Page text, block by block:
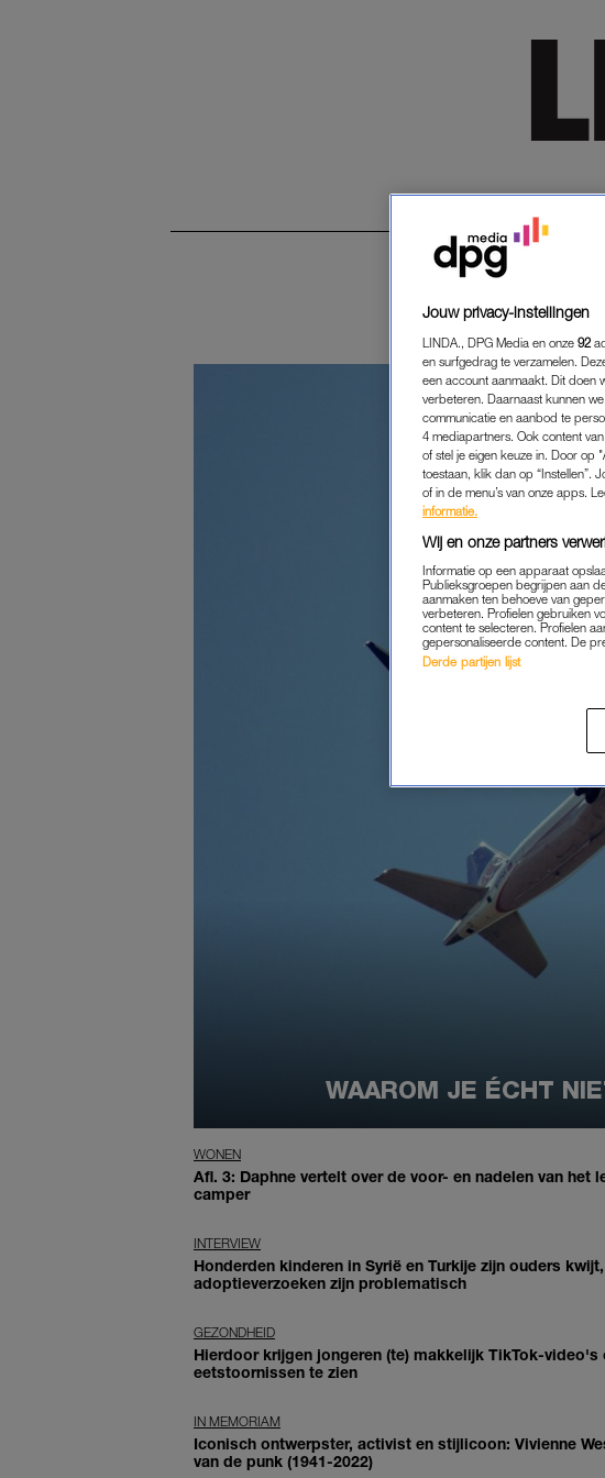
HOME
HOME
WAAROM JE ÉCHT
WONEN
Afl. 3: Daphne vertelt over de voor- en nadelen van het
camper
INTERVIEW
Honderden kinderen in Syrië en Turkije zijn ouders
adoptieverzoeken zijn problematisch
GEZONDHEID
Hierdoor krijgen jongeren (te) makkelijk TikTok-video's
eetstoornissen te zien
IN MEMORIAM
Iconisch ontwerpster, activist en stijlicoon: Vivienne
van de punk (1941-2022)
Jouw privacy-instellingen
LINDA., DPG Media en onze 92
en surfgedrag te verzamelen.
een account aanmaakt. Dit doen
verbeteren. Daarnaast kunnen
communicatie en aanbod te
4 mediapartners. Ook content
of stel je eigen keuze in. Door op
toestaan, klik dan op “Instellen”.
of in de menu’s van onze apps.
informatie.
Wij en onze partners
Informatie op een apparaat
Publieksgroepen begrijpen aan
aanmaken ten behoeve van
verbeteren. Profielen gebruiken
content te selecteren. Profielen
gepersonaliseerde content. De
Derde partijen lijst